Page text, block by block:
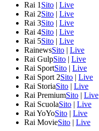
Rai 1 Sito | Live
Rai 2Sito | Live
Rai 3Sito | Live
Rai 4Sito | Live
Rai 5Sito | Live
RainewsSito | Live
Rai GulpSito | Live
Rai SportSito | Live
Rai Sport 2Sito | Live
Rai StoriaSito | Live
Rai PremiumSito | Live
Rai ScuolaSito | Live
Rai YoYoSito | Live
Rai MovieSito | Live